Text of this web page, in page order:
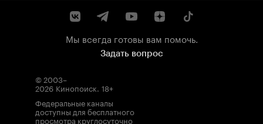
Мы всегда готовы вам помочь.
Задать вопрос
© 2003–
2026 Кинопоиск. 18+
Федеральные каналы
доступны для бесплатного
просмотра круглосуточно